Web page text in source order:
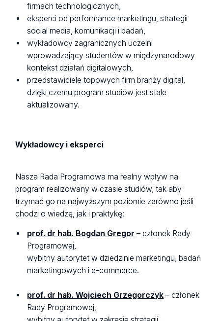
firmach technologicznych,
eksperci od performance marketingu, strategii
social media, komunikacji i badań,
wykładowcy zagranicznych uczelni
wprowadzający studentów w międzynarodowy
kontekst działań digitalowych,
przedstawiciele topowych firm branży digital,
dzięki czemu program studiów jest stale
aktualizowany.
Wykładowcy i eksperci
Nasza Rada Programowa ma realny wpływ na
program realizowany w czasie studiów, tak aby
trzymać go na najwyższym poziomie zarówno jeśli
chodzi o wiedzę, jak i praktykę:
prof. dr hab. Bogdan Gregor – członek Rady
Programowej,
wybitny autorytet w dziedzinie marketingu, badań
marketingowych i e-commerce.
prof. dr hab. Wojciech Grzegorczyk – członek
Rady Programowej,